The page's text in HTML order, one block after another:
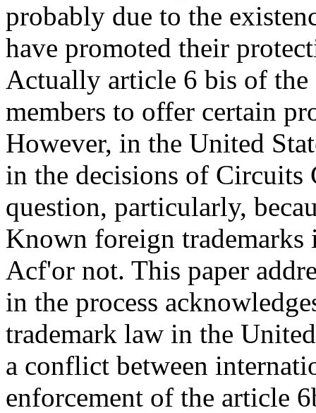
probably due to the
have promoted their
Actually article 6 bis of the
members to offer certain
However, in the United
in the decisions of Circuits
question, particularly,
Known foreign
Acf'or not. This paper
in the process
trademark law in the
a conflict between
enforcement of the article